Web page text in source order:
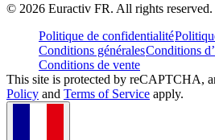
© 2026 Euractiv FR. All rights reserved.
Politique de confidentialité
Conditions généralesConditions
Conditions de vente
This site is protected by reCAPTCHA,
Policy and Terms of Service apply.